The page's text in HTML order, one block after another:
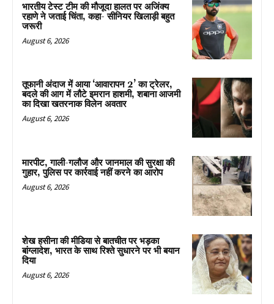
भारतीय टेस्ट टीम की मौजूदा हालत पर अजिंक्य
रहाणे ने जताई चिंता, कहा- सीनियर खिलाड़ी बहुत
जरूरी
August 6, 2026
तूफानी अंदाज में आया ‘आवारापन 2’ का ट्रेलर,
बदले की आग में लौटे इमरान हाशमी, शबाना आजमी
का दिखा खतरनाक विलेन अवतार
August 6, 2026
मारपीट, गाली-गलौज और जानमाल की सुरक्षा की
गुहार, पुलिस पर कार्रवाई नहीं करने का आरोप
August 6, 2026
शेख हसीना की मीडिया से बातचीत पर भड़का
बांग्लादेश, भारत के साथ रिश्ते सुधारने पर भी बयान
दिया
August 6, 2026